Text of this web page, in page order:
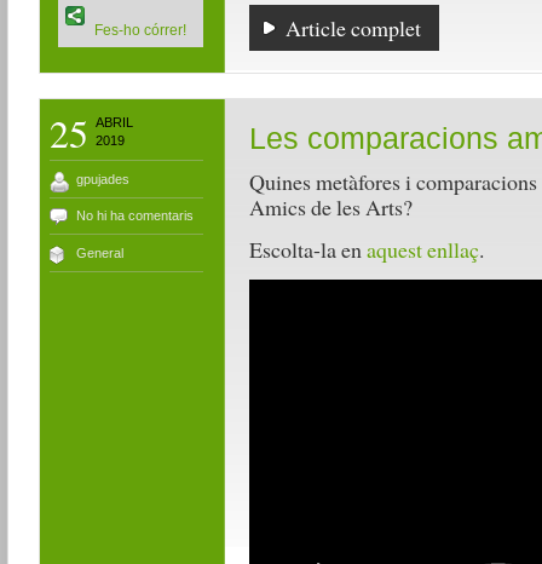
Article complet
Fes-ho córrer!
25
ABRIL
2019
gpujades
No hi ha comentaris
General
Les comparacions
Quines metàfores i
Amics de les Arts?
Escolta-la enaquest enllaç.